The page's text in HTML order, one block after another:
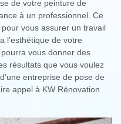
de votre peinture de
à un professionnel. Ce
vous assurer un travail
l’esthétique de votre
vous donner des
résultats que vous voulez
entreprise de pose de
appel à KW Rénovation